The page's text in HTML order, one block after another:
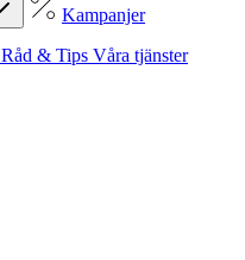
Kampanjer
Råd & Tips Våra tjänster